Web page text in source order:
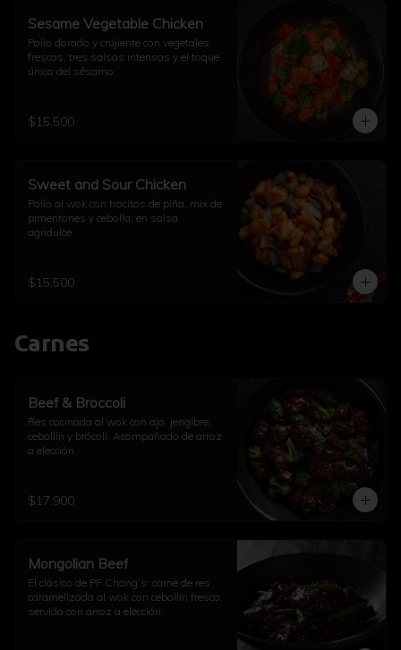
Sesame Vegetable Chicken
Pollo dorado y crujiente con vegetales
frescos, tres salsas intensas y el toque
único del sésamo.
$15.500
Sweet and Sour Chicken
Pollo al wok con trocitos de piña, mix de
pimentones y cebolla, en salsa
agridulce.
$15.500
Carnes
Beef & Broccoli
Res cocinada al wok con ajo, jengibre,
cebollín y brócoli. Acompañado de arroz
a elección.
$17.900
Mongolian Beef
El clásico de PF Chang’s: carne de res
caramelizada al wok con cebollín fresco,
servida con arroz a elección.